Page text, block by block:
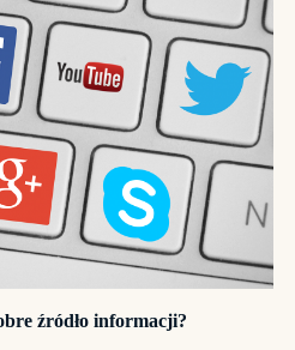
źródło informacji?